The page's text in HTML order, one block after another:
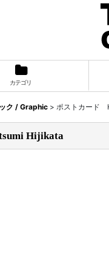
カテゴリ
ク / Graphic > ポストカード
Hijikata